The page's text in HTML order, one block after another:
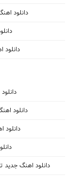
دانلود
دانلود
دانلود
دانلود اهنگ